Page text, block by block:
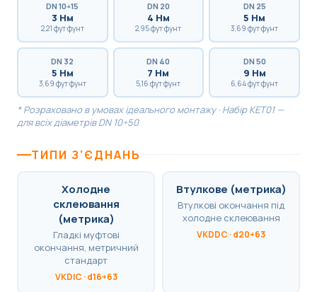
DN 10÷15
3 Нм
2,21 фут·фунт
DN 20
4 Нм
2,95 фут·фунт
DN 25
5 Нм
3,69 фут·фунт
DN 32
5 Нм
3,69 фут·фунт
DN 40
7 Нм
5,16 фут·фунт
DN 50
9 Нм
6,64 фут·фунт
* Розраховано в умовах ідеального монтажу · Набір KET01 —
для всіх діаметрів DN 10÷50
ТИПИ З'ЄДНАНЬ
Холодне
склеювання
(метрика)
Гладкі муфтові
окончання, метричний
стандарт
VKDIC · d16÷63
Втулкове (метрика)
Втулкові окончання під
холодне склеювання
VKDDC · d20÷63